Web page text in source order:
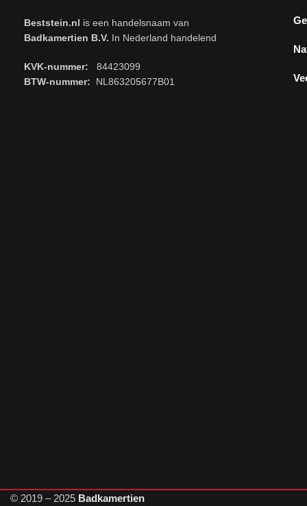
Beststein.nl is een handelsnaam van
Badkamertien B.V. In Nederland handelend
KVK-nummer: 84423099
BTW-nummer: NL863205677B01
© 2019 – 2025 Badkamertien